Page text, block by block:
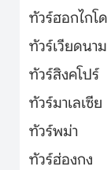
ทัวร์ฮอกไกโด
ทัวร์เวียดนาม
ทัวร์สิงคโปร์
ทัวร์มาเลเซีย
ทัวร์พม่า
ทัวร์ฮ่องกง